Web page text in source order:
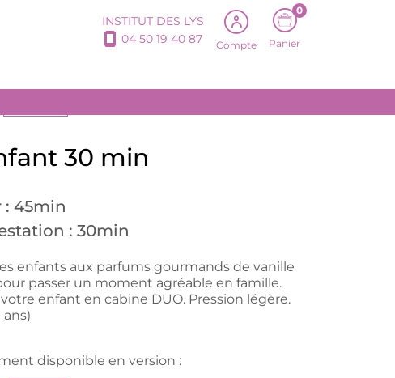
INSTITUT DES LYS
04 50 19 40 87
Compte
0
Panier
30 min
: 45min
: 30min
enfants aux parfums gourmands de vanille
passer un moment agréable en famille.
enfant en cabine DUO. Pression légère.
ans)
disponible en version :